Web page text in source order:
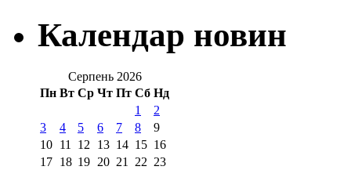
Календар новин
Серпень 2026
Пн Вт Ср Чт Пт Сб Нд
1
2
3
4 5 6 7 8
9
10 11 12 13 14 15 16
17 18 19 20 21 22 23